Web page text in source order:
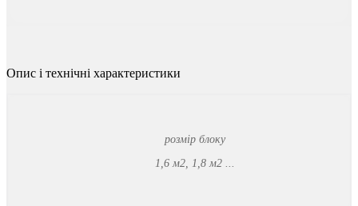
Опис і технічні характеристики
розмір блоку
1,6 м2, 1,8 м2 ...